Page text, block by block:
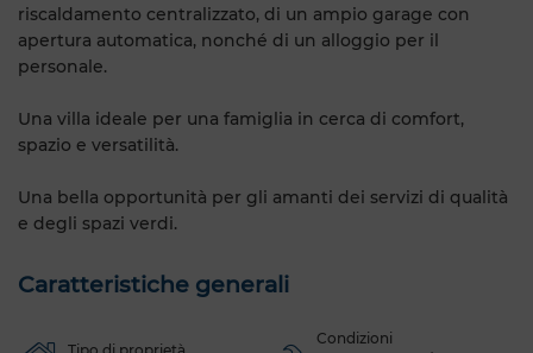
riscaldamento centralizzato, di un ampio garage con
apertura automatica, nonché di un alloggio per il
personale.
Una villa ideale per una famiglia in cerca di comfort,
spazio e versatilità.
Una bella opportunità per gli amanti dei servizi di qualità
e degli spazi verdi.
Caratteristiche generali
Condizioni